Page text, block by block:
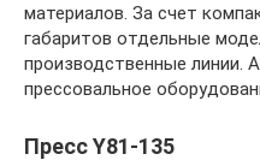
материалов. За счет
габаритов отдельные
производственные линии.
прессовальное
Пресс Y81-135